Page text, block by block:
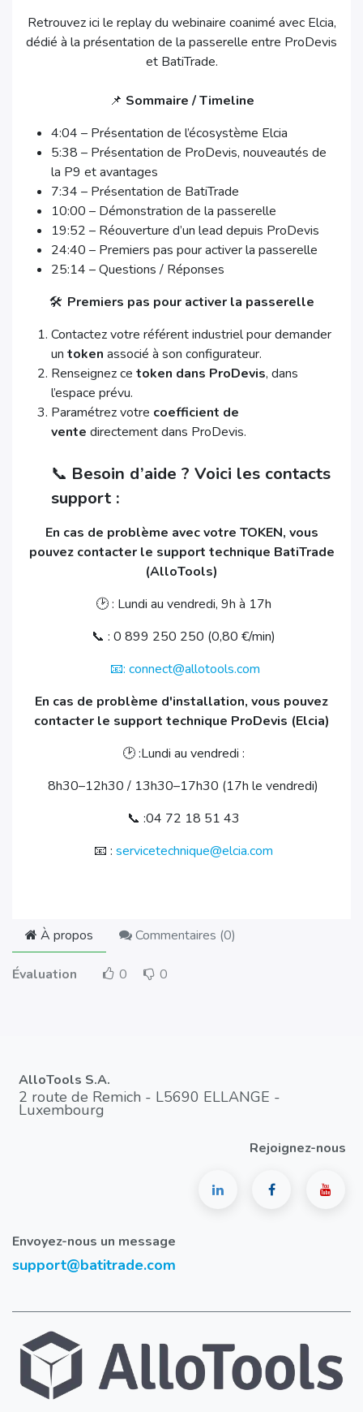
Retrouvez ici le replay du webinaire coanimé avec Elcia,
dédié à la présentation de la passerelle entre ProDevis
et BatiTrade.
📌 Sommaire / Timeline
4:04 – Présentation de l’écosystème Elcia
5:38 – Présentation de ProDevis, nouveautés de
la P9 et avantages
7:34 – Présentation de BatiTrade
10:00 – Démonstration de la passerelle
19:52 – Réouverture d’un lead depuis ProDevis
24:40 – Premiers pas pour activer la passerelle
25:14 – Questions / Réponses
🛠️​ Premiers pas pour activer la passerelle
Contactez votre référent industriel pour demander
un token associé à son configurateur.
Renseignez ce token dans ProDevis, dans
l’espace prévu.
Paramétrez votre coefficient de
vente directement dans ProDevis.
📞 Besoin d’aide ? Voici les contacts
support :
En cas de problème avec votre TOKEN, vous
pouvez contacter le support technique BatiTrade
(AlloTools)
🕑 : Lundi au vendredi, 9h à 17h
📞 : 0 899 250 250 (0,80 €/min)
📧: connect@allotools.com
En cas de problème d'installation, vous pouvez
contacter le support technique ProDevis (Elcia)
🕑 :Lundi au vendredi :
8h30–12h30 / 13h30–17h30 (17h le vendredi)
📞 :04 72 18 51 43
📧 : servicetechnique@elcia.com
À propos Commentaires (0)
Évaluation 0 0
AlloTools S.A.
2 route de Remich - L5690 ELLANGE -
Luxembourg
Rejoignez-nous
Envoyez-nous un message
support@batitrade.com